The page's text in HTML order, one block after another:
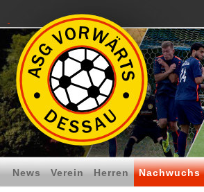
News Verein Herren Nachwuchs